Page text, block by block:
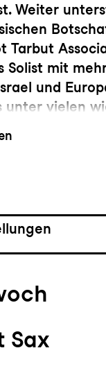
Weiter
Tarbut
Solist mit
und
unter vielen
dürfen, wie
Asher
Sax